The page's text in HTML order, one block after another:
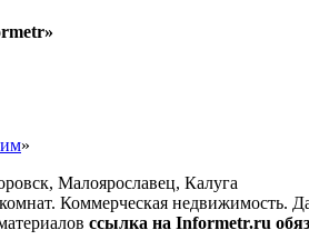
»
Малоярославец, Калуга
Коммерческая недвижимость.
ссылка на Informetr.ru